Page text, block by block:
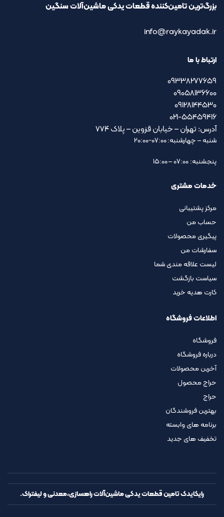
بزرگ‌ترین تامین‌کننده قطعات یدکی ماشین‌آلات سنگین
info@raykayadak.ir
ارتباط با ما
09338277659
09058136600
09128144530
021-55459416
آدرس: تهران – خیابان قزوین – پلاک ۷۷۴
شنبه – چهارشنبه: 07:00-20:00
پنجشنبه: 07:00 – 15:00
خدمات مشتری
مرکز پشتیبانی
حساب من
پیگیری محصولات
سفارشات من
لیست علاقه مندی شما
سیاست بازگشت
کارت هدیه خرید
اطلاعات فروشگاه
فروشگاه
درباره فروشگاه
آخرین محصولات
حراج محصول
حراج
بهترین فروشندگان
برنامه های وابسته
تخفیف های جدید
رایکایدک تامین قطعات یدکی ماشین‌آلات راهسازی،معدنی و لیفتراک.